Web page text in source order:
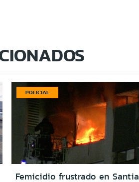
POLICIAL
Femicidio frustrado en